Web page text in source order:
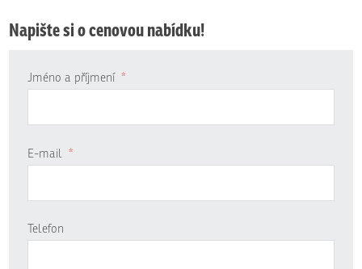
Napište si o cenovou nabídku!
Jméno a příjmení *
E-mail *
Telefon